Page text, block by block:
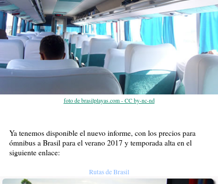
foto de brasilplayas.com - CC by-nc-nd
Ya tenemos disponible el nuevo informe, con los precios para
ómnibus a Brasil para el verano 2017 y temporada alta en el
siguiente enlace:
Rutas de Brasil